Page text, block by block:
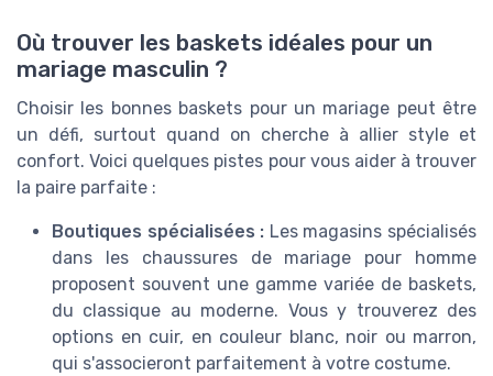
Où trouver les baskets idéales pour un
mariage masculin ?
Choisir les bonnes baskets pour un mariage peut être
un défi, surtout quand on cherche à allier style et
confort. Voici quelques pistes pour vous aider à trouver
la paire parfaite :
Boutiques spécialisées : Les magasins spécialisés
dans les chaussures de mariage pour homme
proposent souvent une gamme variée de baskets,
du classique au moderne. Vous y trouverez des
options en cuir, en couleur blanc, noir ou marron,
qui s'associeront parfaitement à votre costume.